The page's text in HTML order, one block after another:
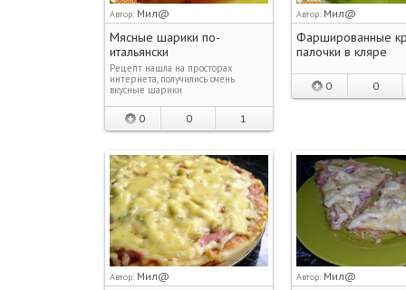
Автор: Мил@
Мясные шарики по-
итальянски
Рецепт нашла на просторах
интернета, получились очень
вкусные шарики
0 0 1
Автор: Мил@
Фаршированные
палочки в кляре
0 0
Автор: Мил@ Автор: Мил@